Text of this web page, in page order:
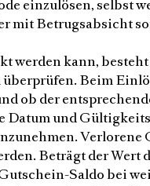
einzulösen,
mit Betrugsabsicht
werden kann,
Beim
ob der
und
Beträgt der
Saldo bei